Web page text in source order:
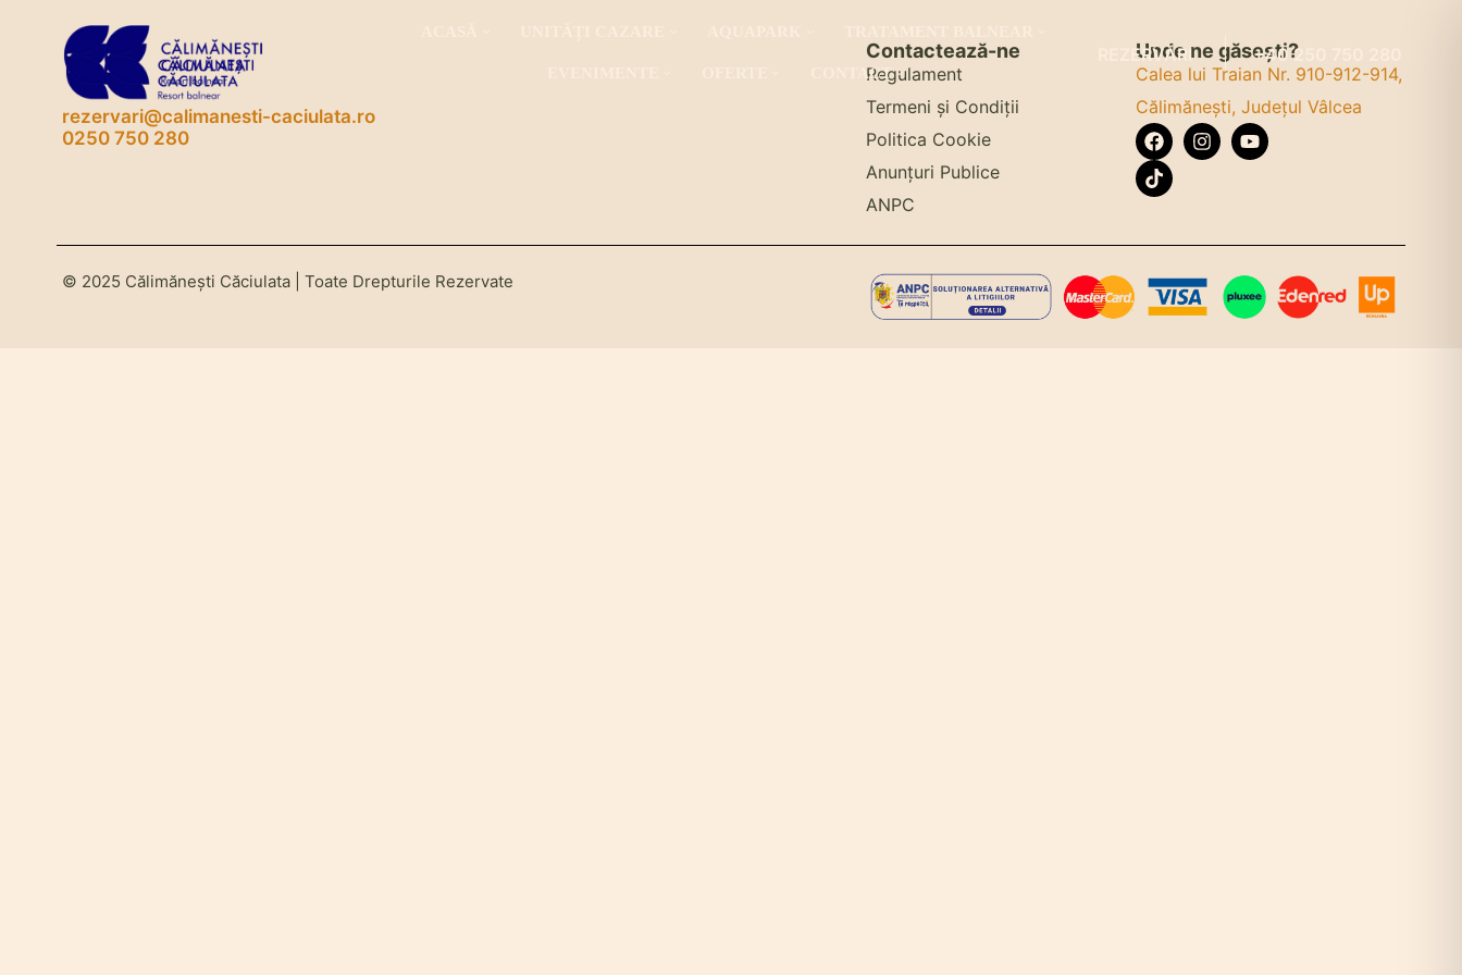
CONTACT
REZERVĂRI +40 250 750 280
rezervari@calimanesti-caciulata.ro
0250 750 280
Contactează-ne
Regulament
Termeni și Condiții
Politica Cookie
Anunțuri Publice
ANPC
Unde ne găsești?
Calea lui Traian Nr. 910-912-914,
Călimănești, Județul Vâlcea
© 2025 Călimănești Căciulata | Toate Drepturile Rezervate